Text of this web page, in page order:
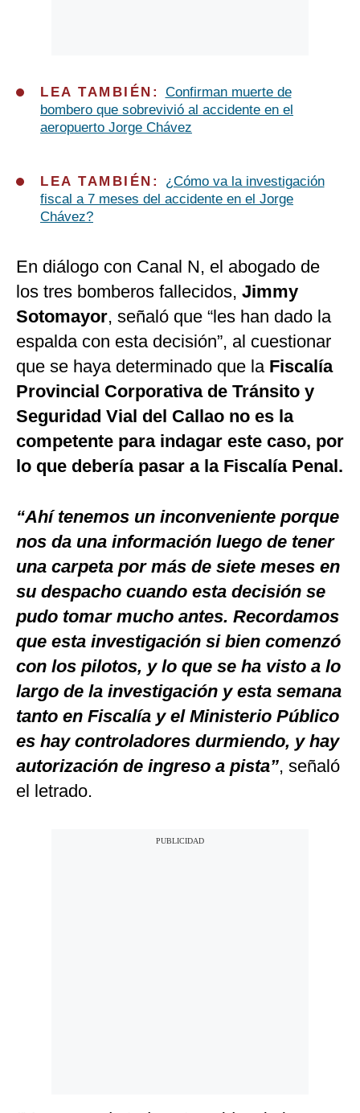
LEA TAMBIÉN: Confirman muerte de
bombero que sobrevivió al accidente en el
aeropuerto Jorge Chávez
LEA TAMBIÉN: ¿Cómo va la investigación
fiscal a 7 meses del accidente en el Jorge
Chávez?
En diálogo con Canal N, el abogado de
los tres bomberos fallecidos, Jimmy
Sotomayor, señaló que “les han dado la
espalda con esta decisión”, al cuestionar
que se haya determinado que la Fiscalía
Provincial Corporativa de Tránsito y
Seguridad Vial del Callao no es la
competente para indagar este caso, por
lo que debería pasar a la Fiscalía Penal.
“Ahí tenemos un inconveniente porque
nos da una información luego de tener
una carpeta por más de siete meses en
su despacho cuando esta decisión se
pudo tomar mucho antes. Recordamos
que esta investigación si bien comenzó
con los pilotos, y lo que se ha visto a lo
largo de la investigación y esta semana
tanto en Fiscalía y el Ministerio Público
es hay controladores durmiendo, y hay
autorización de ingreso a pista”, señaló
el letrado.